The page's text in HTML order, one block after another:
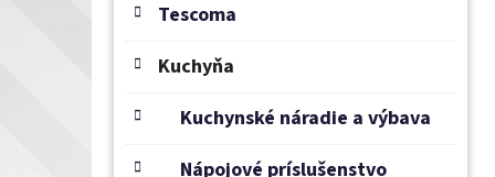
Tescoma
Kuchyňa
Kuchynské náradie a výbava
Nápojové príslušenstvo